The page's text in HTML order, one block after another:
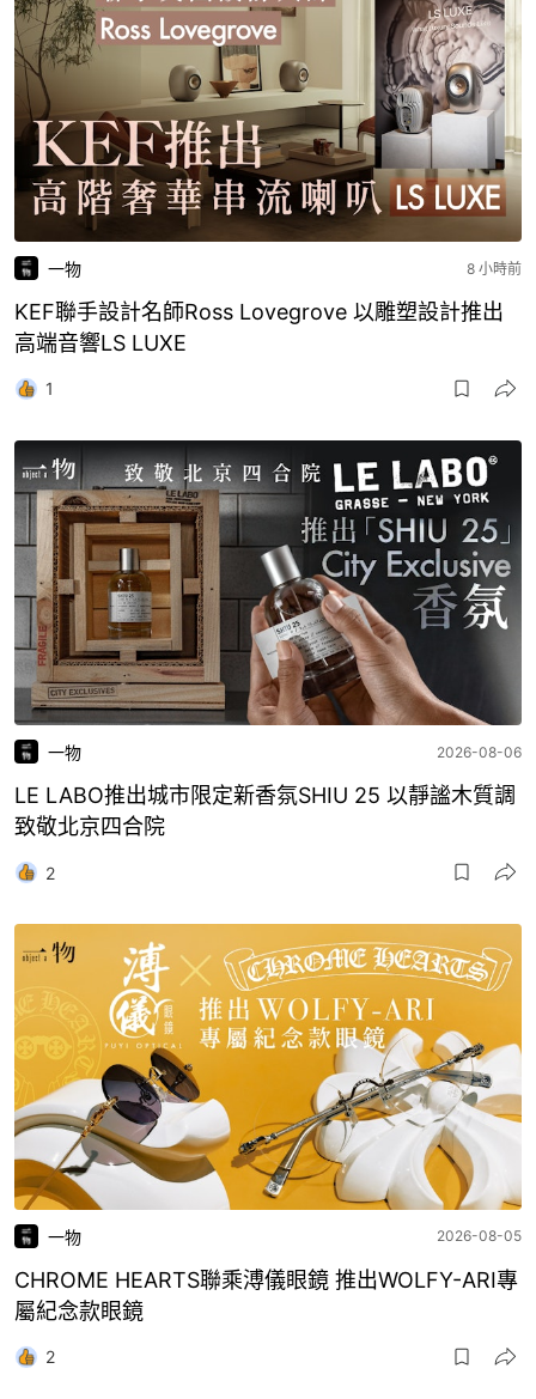
一物 8 小時前
KEF聯手設計名師Ross Lovegrove 以雕塑設計推出
高端音響LS LUXE
1
一物 2026-08-06
LE LABO推出城市限定新香氛SHIU 25 以靜謐木質調
致敬北京四合院
2
一物 2026-08-05
CHROME HEARTS聯乘溥儀眼鏡 推出WOLFY-ARI專
屬紀念款眼鏡
2